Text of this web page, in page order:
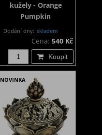
kužely - Orange
Pumpkin
Dodání dny: skladem
Cena: 540 Kč
Koupit
NOVINKA